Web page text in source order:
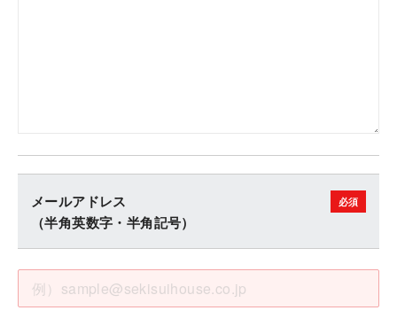
メールアドレス
（半角英数字・半角記号）